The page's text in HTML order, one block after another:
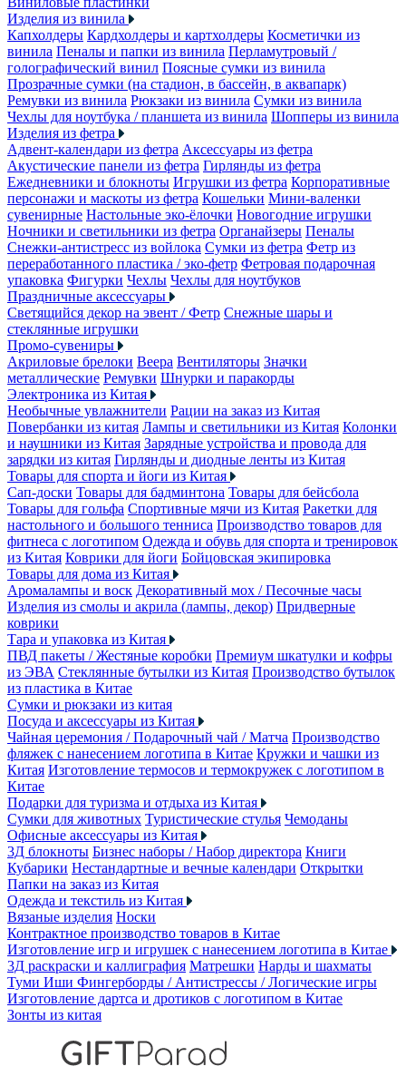
Изделия из винила
Капхолдеры Кардхолдеры и картхолдеры Косметички из
винила Пеналы и папки из винила Перламутровый /
голографический винил Поясные сумки из винила
Прозрачные сумки (на стадион, в бассейн, в аквапарк)
Ремувки из винила Рюкзаки из винила Сумки из винила
Чехлы для ноутбука / планшета из винила Шопперы из винила
Изделия из фетра
Адвент-календари из фетра Аксессуары из фетра
Акустические панели из фетра Гирлянды из фетра
Ежедневники и блокноты Игрушки из фетра Корпоративные
персонажи и маскоты из фетра Кошельки Мини-валенки
сувенирные Настольные эко-ёлочки Новогодние игрушки
Ночники и светильники из фетра Органайзеры Пеналы
Снежки-антистресс из войлока Сумки из фетра Фетр из
переработанного пластика / эко-фетр Фетровая подарочная
упаковка Фигурки Чехлы Чехлы для ноутбуков
Праздничные аксессуары
Светящийся декор на эвент / Фетр Снежные шары и
стеклянные игрушки
Промо-сувениры
Акриловые брелоки Веера Вентиляторы Значки
металлические Ремувки Шнурки и паракорды
Электроника из Китая
Необычные увлажнители Рации на заказ из Китая
Повербанки из китая Лампы и светильники из Китая Колонки
и наушники из Китая Зарядные устройства и провода для
зарядки из китая Гирлянды и диодные ленты из Китая
Товары для спорта и йоги из Китая
Сап-доски Товары для бадминтона Товары для бейсбола
Товары для гольфа Спортивные мячи из Китая Ракетки для
настольного и большого тенниса Производство товаров для
фитнеса с логотипом Одежда и обувь для спорта и тренировок
из Китая Коврики для йоги Бойцовская экипировка
Товары для дома из Китая
Аромалампы и воск Декоративный мох / Песочные часы
Изделия из смолы и акрила (лампы, декор) Придверные
коврики
Тара и упаковка из Китая
ПВД пакеты / Жестяные коробки Премиум шкатулки и кофры
из ЭВА Стеклянные бутылки из Китая Производство бутылок
из пластика в Китае
Сумки и рюкзаки из китая
Посуда и аксессуары из Китая
Чайная церемония / Подарочный чай / Матча Производство
фляжек с нанесением логотипа в Китае Кружки и чашки из
Китая Изготовление термосов и термокружек с логотипом в
Китае
Подарки для туризма и отдыха из Китая
Сумки для животных Туристические стулья Чемоданы
Офисные аксессуары из Китая
3Д блокноты Бизнес наборы / Набор директора Книги
Кубарики Нестандартные и вечные календари Открытки
Папки на заказ из Китая
Одежда и текстиль из Китая
Вязаные изделия Носки
Контрактное производство товаров в Китае
Изготовление игр и игрушек с нанесением логотипа в Китае
3Д раскраски и каллиграфия Матрешки Нарды и шахматы
Туми Иши Фингерборды / Антистрессы / Логические игры
Изготовление дартса и дротиков с логотипом в Китае
Зонты из китая